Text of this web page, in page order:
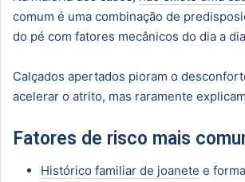
comum é uma combinação de
do pé com fatores mecânicos do dia a
Calçados apertados pioram o
acelerar o atrito, mas raramente
Fatores de risco mais
Histórico familiar de joanete e